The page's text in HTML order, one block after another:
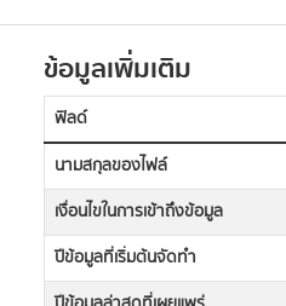
ข้อมูลเพิ่มเติม
ฟิลด์
นามสกุลของไฟล์
เงื่อนไขในการเข้าถึงข้อมูล
ปีข้อมูลที่เริ่มต้นจัดทำ